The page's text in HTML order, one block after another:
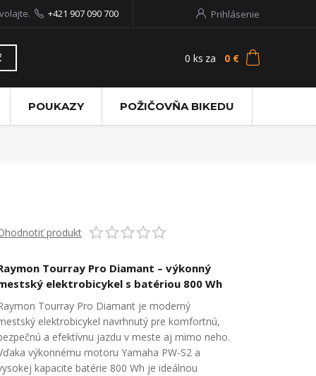
Prihlásenie
+421 907 090 700
0 ks za 0 €
POUKAZY POŽIČOVŇA BIKEDU
produkt
Tourray Pro Diamant – výkonný
elektrobicykel s batériou 800 Wh
Tourray Pro Diamant je moderný
elektrobicykel navrhnutý pre komfortnú,
a efektívnu jazdu v meste aj mimo neho.
výkonnému motoru Yamaha PW-S2 a
kapacite batérie 800 Wh je ideálnou